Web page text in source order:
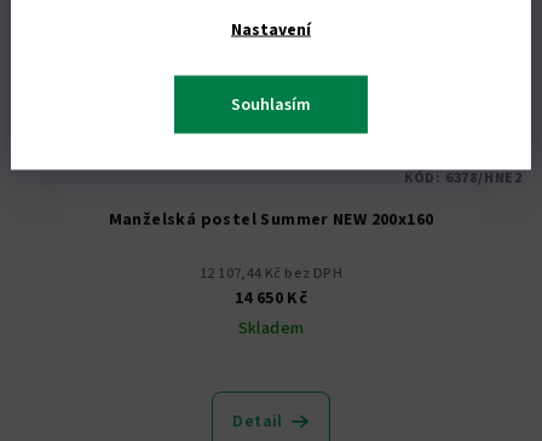
Nastavení
Souhlasím
Manželská postel Summer NEW 200x160
12 107,44 Kč bez DPH
14 650 Kč
Skladem
Detail
KÓD: 6378/HNE2